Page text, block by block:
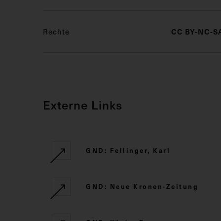
Rechte CC BY-NC-
Externe Links
GND: Fellinger, Karl
GND: Neue Kronen-Zeitung